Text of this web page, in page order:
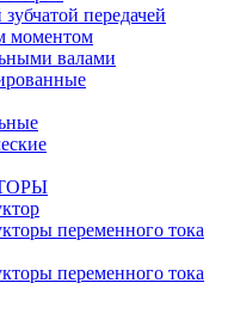
передачей
моментом
валами
переменного тока
переменного тока